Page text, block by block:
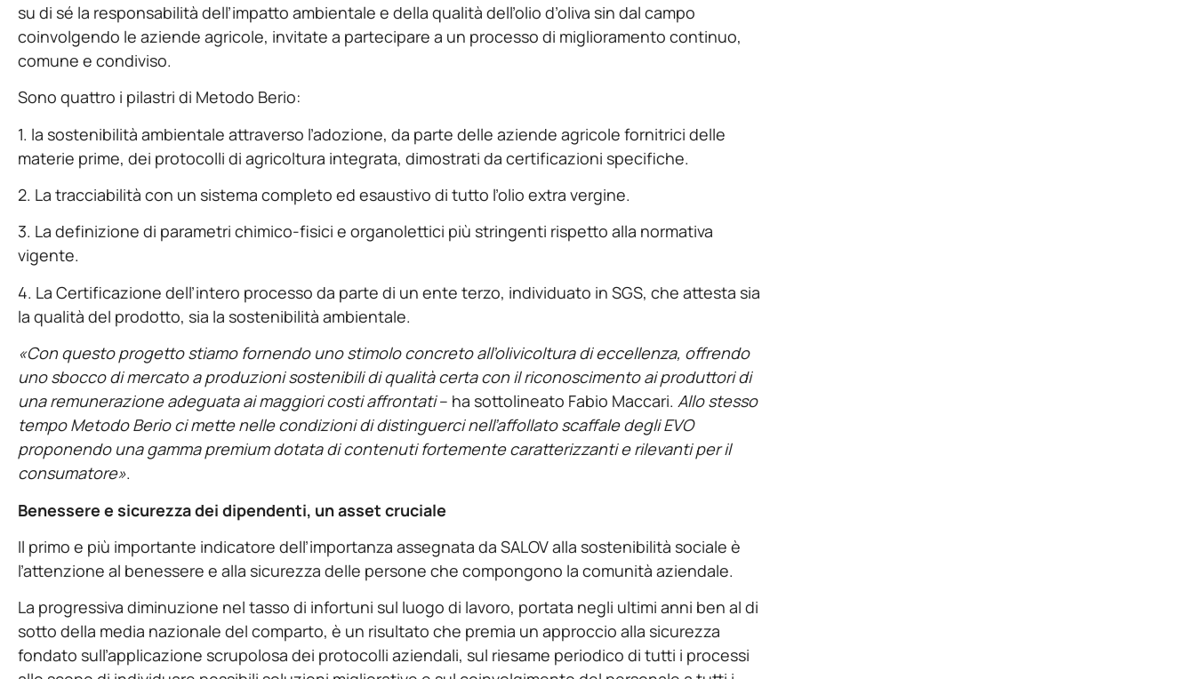
su di sé la responsabilità dell’impatto ambientale e della qualità dell’olio d’oliva sin dal campo
coinvolgendo le aziende agricole, invitate a partecipare a un processo di miglioramento continuo,
comune e condiviso.
Sono quattro i pilastri di Metodo Berio:
1. la sostenibilità ambientale attraverso l’adozione, da parte delle aziende agricole fornitrici delle
materie prime, dei protocolli di agricoltura integrata, dimostrati da certificazioni specifiche.
2. La tracciabilità con un sistema completo ed esaustivo di tutto l’olio extra vergine.
3. La definizione di parametri chimico-fisici e organolettici più stringenti rispetto alla normativa
vigente.
4. La Certificazione dell’intero processo da parte di un ente terzo, individuato in SGS, che attesta sia
la qualità del prodotto, sia la sostenibilità ambientale.
«Con questo progetto stiamo fornendo uno stimolo concreto all’olivicoltura di eccellenza, offrendo
uno sbocco di mercato a produzioni sostenibili di qualità certa con il riconoscimento ai produttori di
una remunerazione adeguata ai maggiori costi affrontati– ha sottolineato Fabio Maccari. Allo stesso
tempo Metodo Berio ci mette nelle condizioni di distinguerci nell’affollato scaffale degli EVO
proponendo una gamma premium dotata di contenuti fortemente caratterizzanti e rilevanti per il
consumatore».
Benessere e sicurezza dei dipendenti, un asset cruciale
Il primo e più importante indicatore dell’importanza assegnata da SALOV alla sostenibilità sociale è
l’attenzione al benessere e alla sicurezza delle persone che compongono la comunità aziendale.
La progressiva diminuzione nel tasso di infortuni sul luogo di lavoro, portata negli ultimi anni ben al di
sotto della media nazionale del comparto, è un risultato che premia un approccio alla sicurezza
fondato sull’applicazione scrupolosa dei protocolli aziendali, sul riesame periodico di tutti i processi